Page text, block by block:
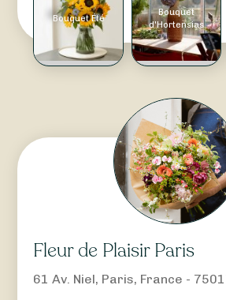
Bouquet Été
Bouquet
d'Hortensias
Fleur de Plaisir Paris
61 Av. Niel, Paris, France -